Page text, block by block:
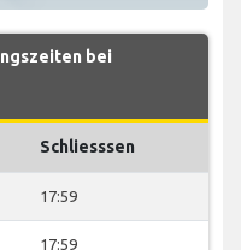
bei
Schliesssen
17:59
17:59